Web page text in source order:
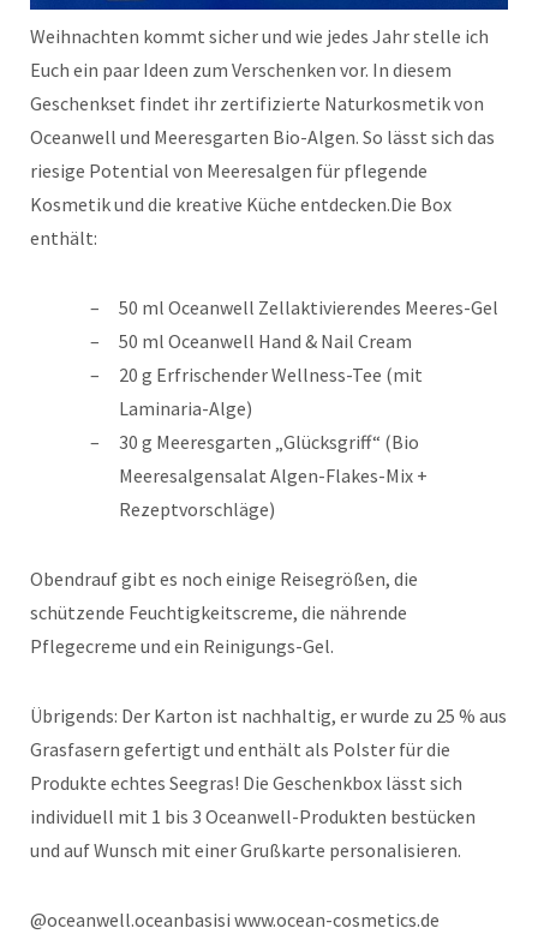
Weihnachten kommt sicher und wie jedes Jahr stelle ich
Euch ein paar Ideen zum Verschenken vor. In diesem
Geschenkset findet ihr zertifizierte Naturkosmetik von
Oceanwell und Meeresgarten Bio-Algen. So lässt sich das
riesige Potential von Meeresalgen für pflegende
Kosmetik und die kreative Küche entdecken.Die Box
enthält:
50 ml Oceanwell Zellaktivierendes Meeres-Gel
50 ml Oceanwell Hand & Nail Cream
20 g Erfrischender Wellness-Tee (mit
Laminaria-Alge)
30 g Meeresgarten „Glücksgriff“ (Bio
Meeresalgensalat Algen-Flakes-Mix +
Rezeptvorschläge)
Obendrauf gibt es noch einige Reisegrößen, die
schützende Feuchtigkeitscreme, die nährende
Pflegecreme und ein Reinigungs-Gel.
Übrigends: Der Karton ist nachhaltig, er wurde zu 25 % aus
Grasfasern gefertigt und enthält als Polster für die
Produkte echtes Seegras! Die Geschenkbox lässt sich
individuell mit 1 bis 3 Oceanwell-Produkten bestücken
und auf Wunsch mit einer Grußkarte personalisieren.
@oceanwell.oceanbasisi www.ocean-cosmetics.de